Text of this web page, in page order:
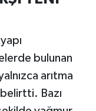
bulunan
arıtma
Bazı